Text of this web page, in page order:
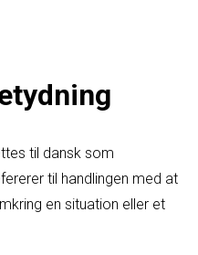
til dansk som
til handlingen med at
en situation eller et